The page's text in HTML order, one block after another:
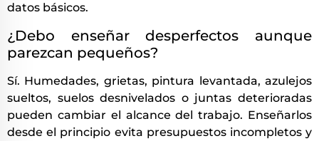
datos básicos.
¿Debo enseñar desperfectos aunque
parezcan pequeños?
Sí. Humedades, grietas, pintura levantada, azulejos
sueltos, suelos desnivelados o juntas deterioradas
pueden cambiar el alcance del trabajo. Enseñarlos
desde el principio evita presupuestos incompletos y